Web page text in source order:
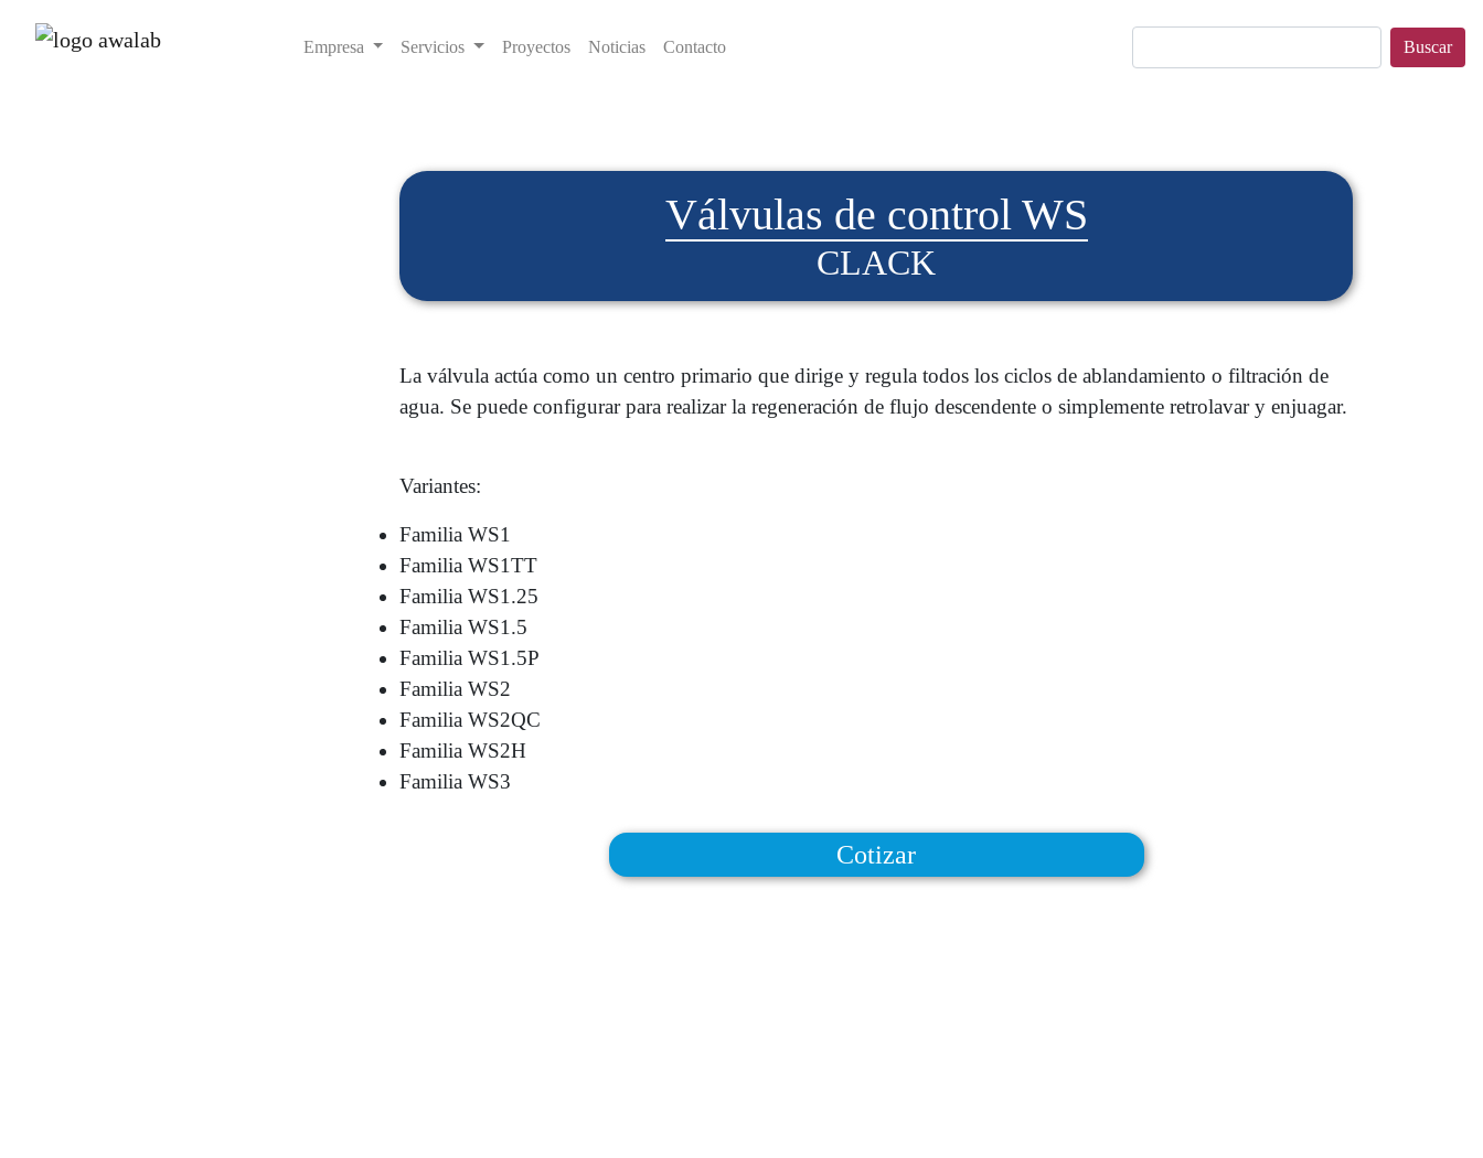
Empresa Servicios Proyectos Noticias Contacto Buscar
Válvulas de control WS
CLACK
La válvula actúa como un centro primario que dirige y regula todos los ciclos de ablandamiento o filtración de
agua. Se puede configurar para realizar la regeneración de flujo descendente o simplemente retrolavar y enjuagar.
Variantes:
Familia WS1
Familia WS1TT
Familia WS1.25
Familia WS1.5
Familia WS1.5P
Familia WS2
Familia WS2QC
Familia WS2H
Familia WS3
Cotizar